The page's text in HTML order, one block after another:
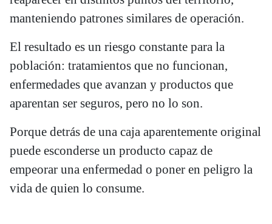
manteniendo patrones similares de operación.
El resultado es un riesgo constante para la
población: tratamientos que no funcionan,
enfermedades que avanzan y productos que
aparentan ser seguros, pero no lo son.
Porque detrás de una caja aparentemente original
puede esconderse un producto capaz de
empeorar una enfermedad o poner en peligro la
vida de quien lo consume.